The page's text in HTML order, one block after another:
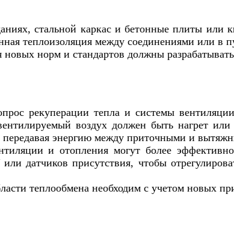
стальной каркас и бетонные плиты или
теплоизоляция между соединениями или в
норм и стандартов должны
рекуперации тепла и системы
воздух должен быть нагрет
передавая энергию между приточными и
и отопления могут более
датчиков присутствия, чтобы
теплообмена необходим с учетом новых